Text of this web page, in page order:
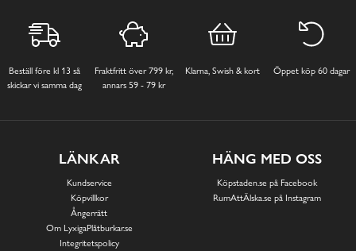
Beställ före kl 13 så
skickar vi samma dag
Fraktfritt över 799 kr,
annars 59 - 79 kr
Klarna, Swish & kort Öppet köp 60 dagar
LÄNKAR
Kundservice
Köpvillkor
Ångerrätt
Om LyxigaPlåtburkar.se
Integritetspolicy
HÄNG MED OSS
Köpstaden.se på Facebook
RumAttÄlska.se på Instagram